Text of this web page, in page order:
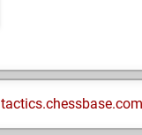
tactics.chessbase.com